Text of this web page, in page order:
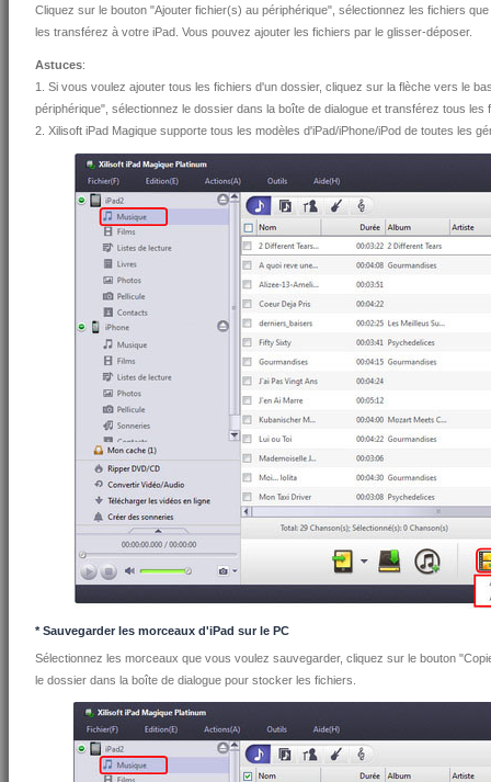
Cliquez sur le bouton "Ajouter fichier(s) au périphérique", sélectionnez les fichiers
les transférez à votre iPad. Vous pouvez ajouter les fichiers par le glisser-déposer.
Astuces:
1. Si vous voulez ajouter tous les fichiers d'un dossier, cliquez sur la flèche vers le
périphérique", sélectionnez le dossier dans la boîte de dialogue et transférez tous les
2. Xilisoft iPad Magique supporte tous les modèles d'iPad/iPhone/iPod de toutes les
* Sauvegarder les morceaux d'iPad sur le PC
Sélectionnez les morceaux que vous voulez sauvegarder, cliquez sur le bouton
le dossier dans la boîte de dialogue pour stocker les fichiers.